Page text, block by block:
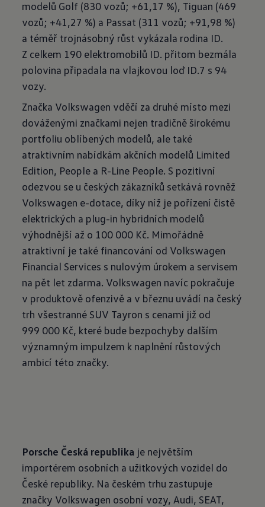
modelů Golf (830 vozů; +61,17 %), Tiguan (469
vozů; +41,27 %) a Passat (311 vozů; +91,98 %)
a téměř trojnásobný růst vykázala rodina ID.
Z celkem 190 elektromobilů ID. přitom bezmála
polovina připadala na vlajkovou loď ID.7 s 94
vozy.
Značka Volkswagen vděčí za druhé místo mezi
dováženými značkami nejen tradičně širokému
portfoliu oblíbených modelů, ale také
atraktivním nabídkám akčních modelů Limited
Edition, People a R-Line People. S pozitivní
odezvou se u českých zákazníků setkává rovněž
Volkswagen e-dotace, díky níž je pořízení čistě
elektrických a plug-in hybridních modelů
výhodnější až o 100 000 Kč. Mimořádně
atraktivní je také financování od Volkswagen
Financial Services s nulovým úrokem a servisem
na pět let zdarma. Volkswagen navíc pokračuje
v produktově ofenzivě a v březnu uvádí na český
trh všestranné SUV Tayron s cenami již od
999 000 Kč, které bude bezpochyby dalším
významným impulzem k naplnění růstových
ambicí této značky.
Porsche Česká republika je největším
importérem osobních a užitkových vozidel do
České republiky. Na českém trhu zastupuje
značky Volkswagen osobní vozy, Audi, SEAT,